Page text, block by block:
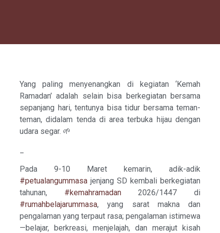
Yang paling menyenangkan di kegiatan ‘Kemah
Ramadan’ adalah selain bisa berkegiatan bersama
sepanjang hari, tentunya bisa tidur bersama teman-
teman, didalam tenda di area terbuka hijau dengan
udara segar. 🌱
Pada 9-10 Maret kemarin, adik-adik
#petualangummasa jenjang SD kembali berkegiatan
tahunan, #kemahramadan2026/1447 di
#rumahbelajarummasa, yang sarat makna dan
pengalaman yang terpaut rasa; pengalaman istimewa
—belajar, berkreasi, menjelajah, dan merajut kisah